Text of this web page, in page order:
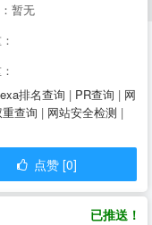
暂无
排名查询 | PR查询 | 网
查询 | 网站安全检测 |
点赞 [0]
已推送！